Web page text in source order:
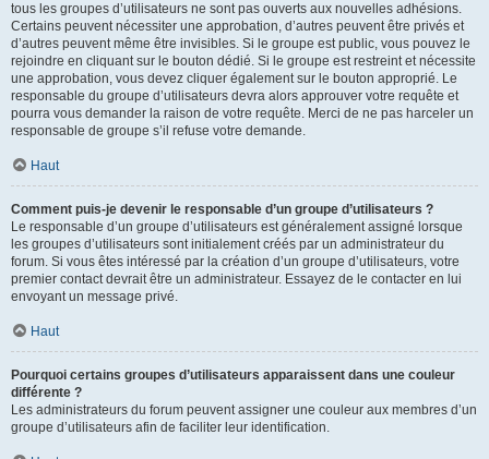
tous les groupes d’utilisateurs ne sont pas ouverts aux nouvelles adhésions.
Certains peuvent nécessiter une approbation, d’autres peuvent être privés et
d’autres peuvent même être invisibles. Si le groupe est public, vous pouvez le
rejoindre en cliquant sur le bouton dédié. Si le groupe est restreint et nécessite
une approbation, vous devez cliquer également sur le bouton approprié. Le
responsable du groupe d’utilisateurs devra alors approuver votre requête et
pourra vous demander la raison de votre requête. Merci de ne pas harceler un
responsable de groupe s’il refuse votre demande.
Haut
Comment puis-je devenir le responsable d’un groupe d’utilisateurs ?
Le responsable d’un groupe d’utilisateurs est généralement assigné lorsque
les groupes d’utilisateurs sont initialement créés par un administrateur du
forum. Si vous êtes intéressé par la création d’un groupe d’utilisateurs, votre
premier contact devrait être un administrateur. Essayez de le contacter en lui
envoyant un message privé.
Haut
Pourquoi certains groupes d’utilisateurs apparaissent dans une couleur
différente ?
Les administrateurs du forum peuvent assigner une couleur aux membres d’un
groupe d’utilisateurs afin de faciliter leur identification.